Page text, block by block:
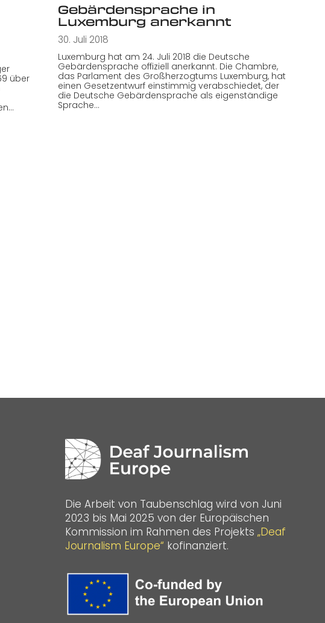
über
Gebärdensprache in
Luxemburg anerkannt
30. Juli 2018
Luxemburg hat am 24. Juli 2018 die Deutsche
Gebärdensprache offiziell anerkannt. Die Chambre,
das Parlament des Großherzogtums Luxemburg, hat
einen Gesetzentwurf einstimmig verabschiedet, der
die Deutsche Gebärdensprache als eigenständige
Sprache…
Die Arbeit von Taubenschlag wird von Juni
2023 bis Mai 2025 von der Europäischen
Kommission im Rahmen des Projekts „Deaf
Journalism Europe“ kofinanziert.